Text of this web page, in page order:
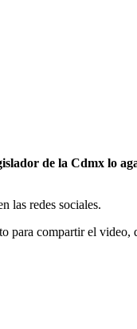
de la Cdmx lo
las redes sociales.
compartir el